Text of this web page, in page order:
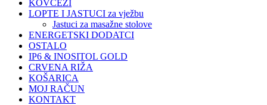
KOVČEZI
LOPTE I JASTUCI za vježbu
Jastuci za masažne stolove
ENERGETSKI DODATCI
OSTALO
IP6 & INOSITOL GOLD
CRVENA RIŽA
KOŠARICA
MOJ RAČUN
KONTAKT